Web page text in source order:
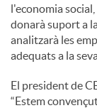
l'economia
donarà suport a
analitzarà les
adequats a la
El president de
“Estem